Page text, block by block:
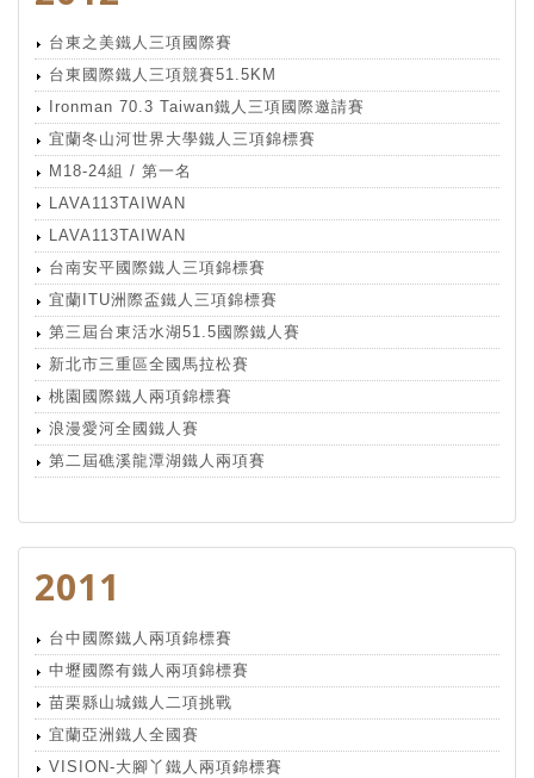
台東之美鐵人三項國際賽
台東國際鐵人三項競賽51.5KM
Ironman 70.3 Taiwan鐵人三項國際邀請賽
宜蘭冬山河世界大學鐵人三項錦標賽
M18-24組 / 第一名
LAVA113TAIWAN
LAVA113TAIWAN
台南安平國際鐵人三項錦標賽
宜蘭ITU洲際盃鐵人三項錦標賽
第三屆台東活水湖51.5國際鐵人賽
新北市三重區全國馬拉松賽
桃園國際鐵人兩項錦標賽
浪漫愛河全國鐵人賽
第二屆礁溪龍潭湖鐵人兩項賽
2011
台中國際鐵人兩項錦標賽
中壢國際有鐵人兩項錦標賽
苗栗縣山城鐵人二項挑戰
宜蘭亞洲鐵人全國賽
VISION-大腳丫鐵人兩項錦標賽